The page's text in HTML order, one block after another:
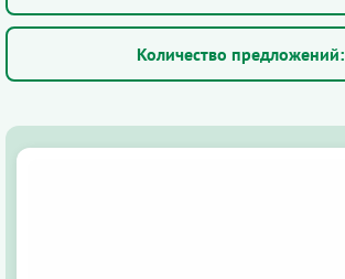
Количество предложений: